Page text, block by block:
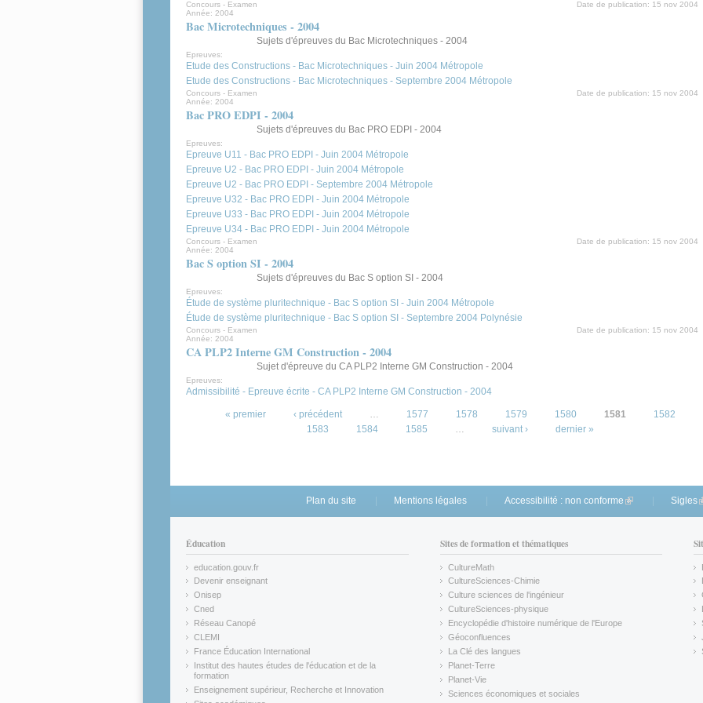
Date de publication: 15 nov 2004
Concours - Examen
Année: 2004
Bac Microtechniques - 2004
Sujets d'épreuves du Bac Microtechniques - 2004
Epreuves:
Etude des Constructions - Bac Microtechniques - Juin 2004 Métropole
Etude des Constructions - Bac Microtechniques - Septembre 2004 Métropole
Date de publication: 15 nov 2004
Concours - Examen
Année: 2004
Bac PRO EDPI - 2004
Sujets d'épreuves du Bac PRO EDPI - 2004
Epreuves:
Epreuve U11 - Bac PRO EDPI - Juin 2004 Métropole
Epreuve U2 - Bac PRO EDPI - Juin 2004 Métropole
Epreuve U2 - Bac PRO EDPI - Septembre 2004 Métropole
Epreuve U32 - Bac PRO EDPI - Juin 2004 Métropole
Epreuve U33 - Bac PRO EDPI - Juin 2004 Métropole
Epreuve U34 - Bac PRO EDPI - Juin 2004 Métropole
Date de publication: 15 nov 2004
Concours - Examen
Année: 2004
Bac S option SI - 2004
Sujets d'épreuves du Bac S option SI - 2004
Epreuves:
Étude de système pluritechnique - Bac S option SI - Juin 2004 Métropole
Étude de système pluritechnique - Bac S option SI - Septembre 2004 Polynésie
Date de publication: 15 nov 2004
Concours - Examen
Année: 2004
CA PLP2 Interne GM Construction - 2004
Sujet d'épreuve du CA PLP2 Interne GM Construction - 2004
Epreuves:
Admissibilité - Epreuve écrite - CA PLP2 Interne GM Construction - 2004
« premier ‹ précédent 1577 1578 1579 1580 1581
1582
1583
1584 1585 suivant › dernier »
Plan du site Mentions légales Accessibilité : non conforme (link is external)
Sigles
Éducation
education.gouv.fr
(link is external)
Devenir enseignant
(link is external)
Onisep
(link is external)
Cned
(link is external)
Réseau Canopé
(link is external)
CLEMI
(link is external)
France Éducation International
(link is external)
Institut des hautes études de l'éducation et de la
formation
(link is external)
Enseignement supérieur, Recherche et Innovation
(link is external)
Sites de formation et thématiques
CultureMath
(link is external)
CultureSciences-Chimie
(link is external)
Culture sciences de l'ingénieur
CultureSciences-physique
(link is external)
Encyclopédie d'histoire numérique de l'Europe
(link is external)
Géoconfluences
(link is external)
La Clé des langues
(link is external)
Planet-Terre
(link is external)
Planet-Vie
(link is external)
Sciences économiques et sociales